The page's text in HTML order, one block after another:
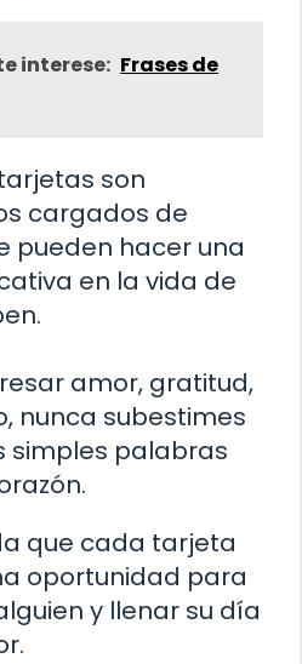
interese: Frases de
son
cargados de
pueden hacer una
en la vida de
amor, gratitud,
nunca subestimes
simples palabras
que cada tarjeta
oportunidad para
y llenar su día